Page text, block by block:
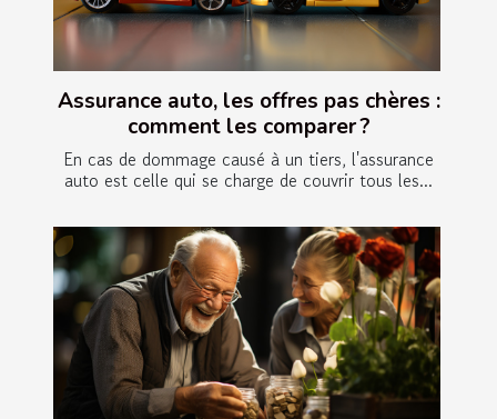
Assurance auto, les offres pas chères :
comment les comparer ?
En cas de dommage causé à un tiers, l'assurance
auto est celle qui se charge de couvrir tous les...